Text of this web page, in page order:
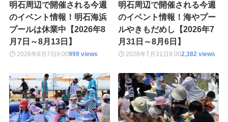
明石周辺で開催される今週
のイベント情報！明石海浜
プールは休業中【2026年8
月7日～8月13日】
2026年8月7日 9:00999 views
明石周辺で開催される今週
のイベント情報！海やプー
ルやきもだめし【2026年7
月31日～8月6日】
2026年7月31日9:002,382 views